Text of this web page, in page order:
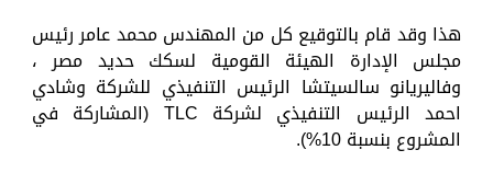
هذا وقد قام بالتوقيع كل من المهندس محمد عامر رئيس
مجلس الإدارة الهيئة القومية لسكك حديد مصر ،
وفاليريانو سالسيتشا الرئيس التنفيذي للشركة وشادي
احمد الرئيس التنفيذي لشركة TLC (المشاركة في
المشروع بنسبة 10%).